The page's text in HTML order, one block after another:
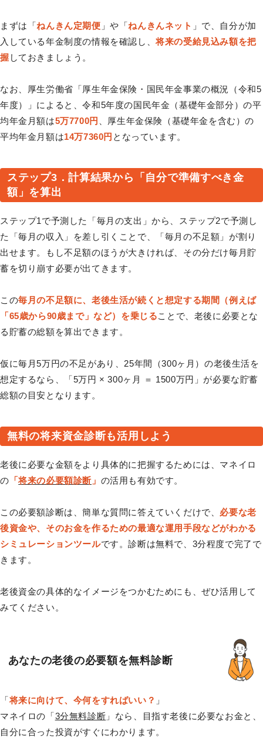
まずは「ねんきん定期便 」や「ねんきんネット 」で、自分が加
入している年金制度の情報を確認し、将来の受給見込み額を把
握 しておきましょう。
なお、厚生労働省「厚生年金保険・国民年金事業の概況（令和5
年度）」によると、令和5年度の国民年金（基礎年金部分）の平
均年金月額は5万7700円
、厚生年金保険（基礎年金を含む）の
平均年金月額は14万7360円 となっています。
ステップ3．計算結果から「自分で準備すべき金
額」を算出
ステップ1で予測した「毎月の支出」から、ステップ2で予測し
た「毎月の収入」を差し引くことで、「毎月の不足額」が割り
出せます。もし不足額のほうが大きければ、その分だけ毎月貯
蓄を切り崩す必要が出てきます。
この毎月の不足額に、老後生活が続くと想定する期間（例えば
「65歳から90歳まで」など）を乗じることで、老後に必要とな
る貯蓄の総額を算出できます。
仮に毎月5万円の不足があり、25年間（300ヶ月）の老後生活を
想定するなら、「5万円 × 300ヶ月 ＝ 1500万円」が必要な貯蓄
総額の目安となります。
無料の将来資金診断も活用しよう
老後に必要な金額をより具体的に把握するためには、マネイロ
の 「将来の必要額診断 」 の活用も有効です。
この必要額診断は、簡単な質問に答えていくだけで、 必要な老
後資金や、そのお金を作るための最適な運用手段などがわかる
シミュレーションツールです。診断は無料で、3分程度で完了で
きます。
老後資金の具体的なイメージをつかむためにも、ぜひ活用して
みてください。
あなたの老後の必要額を無料診断
「将来に向けて、今何をすればいい？ 」
マネイロの「3分無料診断 」なら、目指す老後に必要なお金と、
自分に合った投資がすぐにわかります。